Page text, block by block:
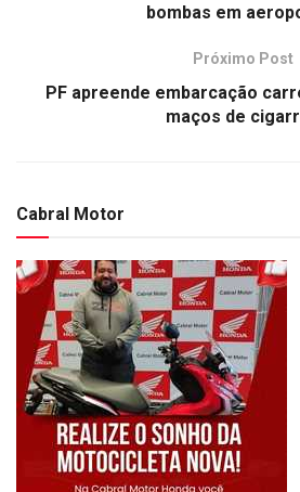
bombas em
Próximo Post
PF apreende embarcação
maços de
Cabral Motor